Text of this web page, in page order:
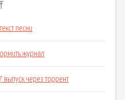
песни
журнал
выпуск через торрент